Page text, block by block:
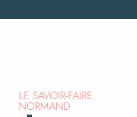
LE SAVOIR-FAIRE
NORMAND